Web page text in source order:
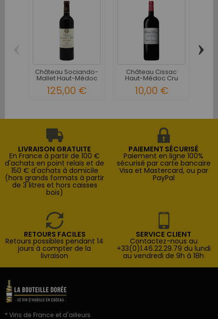
Château Sociando-
Mallet Haut-Médoc
Cru...
125,00 €
Château Cissac
Haut-Médoc Cru
Bourgeois...
10,00 €
›
LIVRAISON GRATUITE
En France à partir de 100 €
d'achats en point relais et de
150 € d'achats à domicile
(hors grands formats à partir
de 3 litres et hors caisses
bois)
PAIEMENT SÉCURISÉ
Paiement en ligne 100%
sécurisé par carte bancaire
Visa et Mastercard, ou par
PayPal
RETOURS FACILES
Retours possibles pendant 14
jours à compter de la
livraison
SERVICE CLIENT
Contactez-nous au
+33(0)1.46.22.29.79 du lundi
au vendredi de 9h à 18h
* Vins de France et d'ailleurs